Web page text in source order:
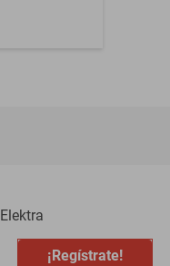
Elektra
¡Regístrate!